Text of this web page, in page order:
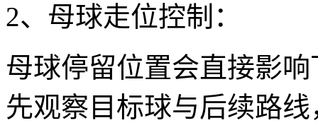
2、母球走位控制：
母球停留位置会直接影
先观察目标球与后续路